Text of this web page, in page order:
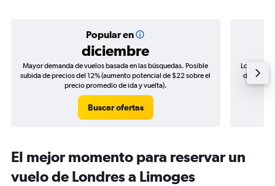
Popular en
diciembre
Mayor demanda de vuelos basada en las búsquedas. Posible
subida de precios del 12% (aumento potencial de $22 sobre el
precio promedio de ida y vuelta).
Buscar ofertas
Los
de
El mejor momento para reservar un
vuelo de Londres a Limoges